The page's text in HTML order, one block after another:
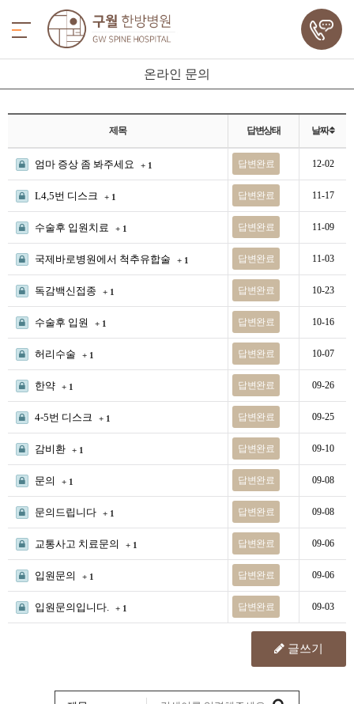
온라인 문의
제목 답변상태 날짜
엄마 증상 좀 봐주세요 + 1 답변완료 12-02
L4,5번 디스크 + 1 답변완료 11-17
수술후 입원치료 + 1 답변완료 11-09
국제바로병원에서 척추유합술 + 1 답변완료 11-03
독감백신접종 + 1 답변완료 10-23
수술후 입원 + 1 답변완료 10-16
허리수술 + 1 답변완료 10-07
한약 + 1 답변완료 09-26
4-5번 디스크 + 1 답변완료 09-25
감비환 + 1 답변완료 09-10
문의 + 1 답변완료 09-08
문의드립니다 + 1 답변완료 09-08
교통사고 치료문의 + 1 답변완료 09-06
입원문의 + 1 답변완료 09-06
입원문의입니다. + 1 답변완료 09-03
글쓰기